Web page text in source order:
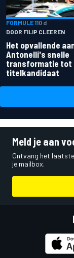
FORMULE 110 d
DOOR FILIP CLEEREN
Het opvallende
Antonelli's snelle
transformatie tot
titelkandidaat
Meld je aan
Ontvang het
je mailbox.